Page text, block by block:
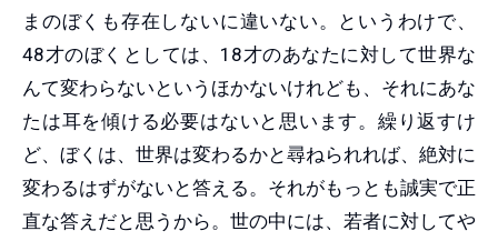
まのぼくも存在しないに違いない。というわけで、
48才のぼくとしては、18才のあなたに対して世界な
んて変わらないというほかないけれども、それにあな
たは耳を傾ける必要はないと思います。繰り返すけ
ど、ぼくは、世界は変わるかと尋ねられれば、絶対に
変わるはずがないと答える。それがもっとも誠実で正
直な答えだと思うから。世の中には、若者に対してや